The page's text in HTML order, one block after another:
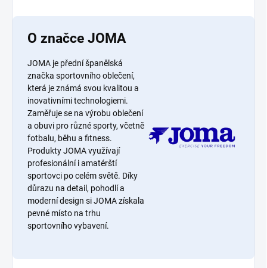
O značce JOMA
JOMA je přední španělská
značka sportovního oblečení,
která je známá svou kvalitou a
inovativními technologiemi.
Zaměřuje se na výrobu oblečení
a obuvi pro různé sporty, včetně
fotbalu, běhu a fitness.
Produkty JOMA využívají
profesionální i amatérští
sportovci po celém světě. Díky
důrazu na detail, pohodlí a
moderní design si JOMA získala
pevné místo na trhu
sportovního vybavení.